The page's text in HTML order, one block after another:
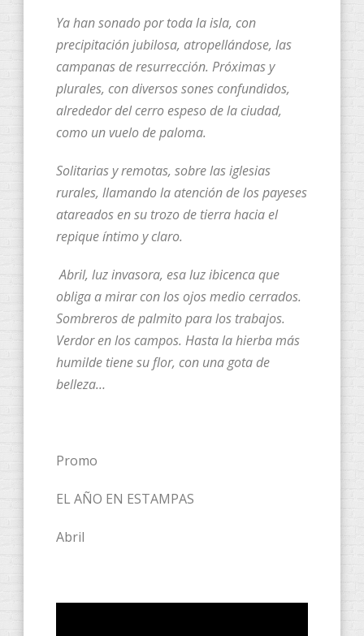
Ya han sonado por toda la isla, con
precipitación jubilosa, atropellándose, las
campanas de resurrección. Próximas y
plurales, con diversos sones confundidos,
alrededor del cerro espeso de la ciudad,
como un vuelo de paloma.
Solitarias y remotas, sobre las iglesias
rurales, llamando la atención de los payeses
atareados en su trozo de tierra hacia el
repique íntimo y claro.
Abril, luz invasora, esa luz ibicenca que
obliga a mirar con los ojos medio cerrados.
Sombreros de palmito para los trabajos.
Verdor en los campos. Hasta la hierba más
humilde tiene su flor, con una gota de
belleza…
Promo
EL AÑO EN ESTAMPAS
Abril